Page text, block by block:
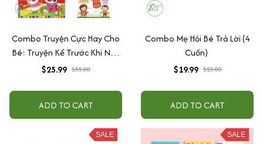
Combo Truyện Cực Hay Cho
Bé: Truyện Kể Trước Khi Ngủ
- Kỹ Năng Sống An Toàn
$25.99 $35.00
ADD TO CART
Combo Mẹ Hỏi Bé Trả Lời (4
Cuốn)
$19.99 $23.00
ADD TO CART
SALE SALE